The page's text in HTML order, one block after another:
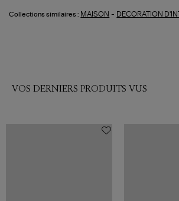
Collections similaires : MAISON - DECORATION
VOS DERNIERS PRODUITS VUS